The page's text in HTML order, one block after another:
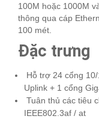
100M hoặc 1000M
thông qua cáp
100 mét.
Đặc trưng
Hỗ trợ 24 cổng
Uplink + 1 cổng
Tuân thủ các tiêu
IEEE802.3af / at